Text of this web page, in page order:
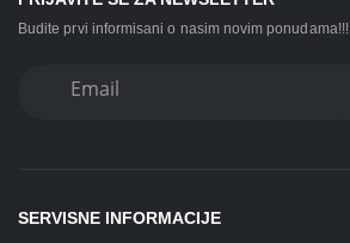
Budite prvi informisani o nasim novim ponudama!!!
SERVISNE INFORMACIJE